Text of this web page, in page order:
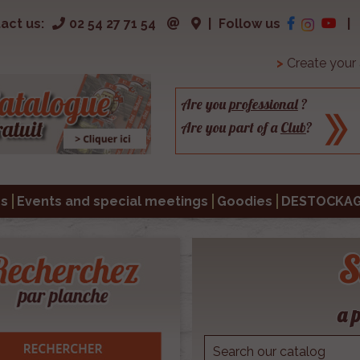
us: 02 54 27 71 54 Follow us
> Create
Are youprofessional?
Are you part of aClub?
Events and special meetings Goodies
a